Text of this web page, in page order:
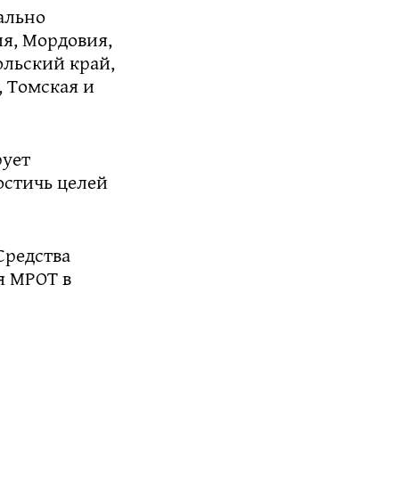
Мордовия,
край,
Томская и
целей
МРОТ в